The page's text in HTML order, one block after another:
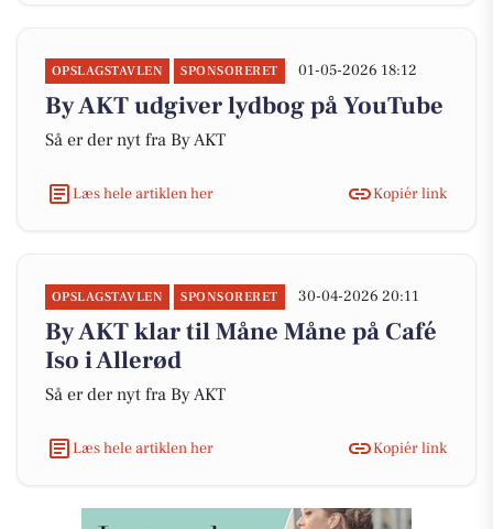
OPSLAGSTAVLEN SPONSORERET 01-05-2026 18:12
By AKT udgiver lydbog på YouTube
Så er der nyt fra By AKT
Læs hele artiklen her Kopiér link
OPSLAGSTAVLEN SPONSORERET 30-04-2026 20:11
By AKT klar til Måne Måne på Café
Iso i Allerød
Så er der nyt fra By AKT
Læs hele artiklen her Kopiér link